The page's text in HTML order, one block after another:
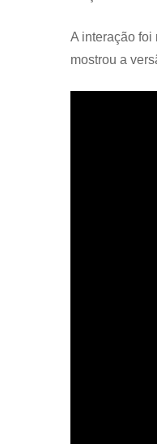
A interação foi
mostrou a